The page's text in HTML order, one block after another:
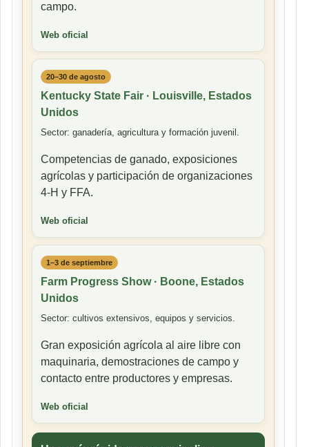
campo.
Web oficial
20–30 de agosto
Kentucky State Fair · Louisville, Estados
Unidos
Sector: ganadería, agricultura y formación juvenil.
Competencias de ganado, exposiciones
agrícolas y participación de organizaciones
4-H y FFA.
Web oficial
1–3 de septiembre
Farm Progress Show · Boone, Estados
Unidos
Sector: cultivos extensivos, equipos y servicios.
Gran exposición agrícola al aire libre con
maquinaria, demostraciones de campo y
contacto entre productores y empresas.
Web oficial